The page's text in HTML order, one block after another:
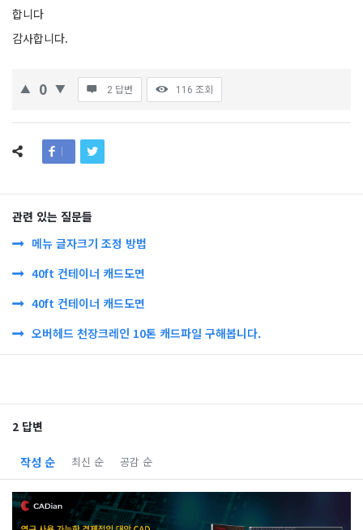
합니다
감사합니다.
0 2 답변 116 조회
관련 있는 질문들
메뉴 글자크기 조정 방법
40ft 컨테이너 캐드도면
40ft 컨테이너 캐드도면
오버헤드 천장크레인 10톤 캐드파일 구해봅니다.
2 답변
작성 순 최신 순 공감 순